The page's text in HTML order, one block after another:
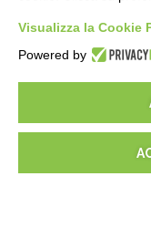
NOTE LEGALI
Condizioni generali di
Condizioni di vendita
Visualizza la Cookie
Powered by